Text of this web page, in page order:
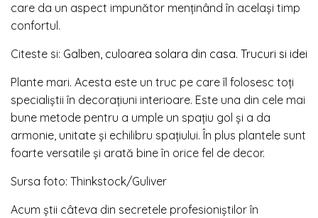
care da un aspect impunător menținând în același timp
confortul.
Citeste si: Galben, culoarea solara din casa. Trucuri si idei
Plante mari. Acesta este un truc pe care îl folosesc toți
specialiștii în decorațiuni interioare. Este una din cele mai
bune metode pentru a umple un spațiu gol și a da
armonie, unitate și echilibru spațiului. În plus plantele sunt
foarte versatile și arată bine în orice fel de decor.
Sursa foto: Thinkstock/Guliver
Acum știi câteva din secretele profesioniștilor în